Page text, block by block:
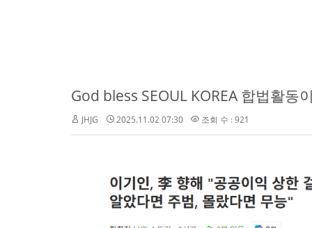
God bless SEOUL KOREA 합법활동
JHJG 2025.11.02 07:30 조회 수 : 921